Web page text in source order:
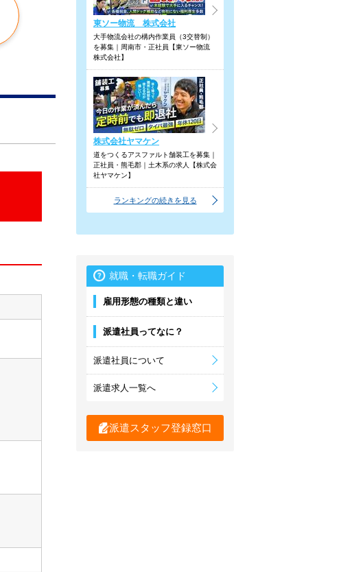
東ソー物流 株式会社
大手物流会社の構内作業員（3交替制）
を募集｜周南市・正社員【東ソー物流
株式会社】
株式会社ヤマケン
道をつくるアスファルト舗装工を募集｜
正社員・熊毛郡｜土木系の求人【株式会
社ヤマケン】
ランキングの続きを見る
就職・転職ガイド
雇用形態の種類と違い
派遣社員ってなに？
派遣社員について
派遣求人一覧へ
派遣スタッフ登録窓口